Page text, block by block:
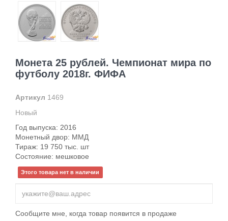
Монета 25 рублей. Чемпионат мира по
футболу 2018г. ФИФА
Артикул 1469
Новый
Год выпуска: 2016
Монетный двор: ММД
Тираж: 19 750 тыс. шт
Состояние: мешковое
Этого товара нет в наличии
Сообщите мне, когда товар появится в продаже